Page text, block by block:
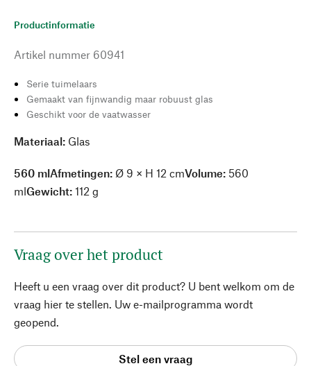
Productinformatie
Artikel nummer 60941
Serie tuimelaars
Gemaakt van fijnwandig maar robuust glas
Geschikt voor de vaatwasser
Materiaal: Glas
560 mlAfmetingen: Ø 9 × H 12 cmVolume: 560
mlGewicht: 112 g
Vraag over het product
Heeft u een vraag over dit product? U bent welkom om de
vraag hier te stellen. Uw e-mailprogramma wordt
geopend.
Stel een vraag